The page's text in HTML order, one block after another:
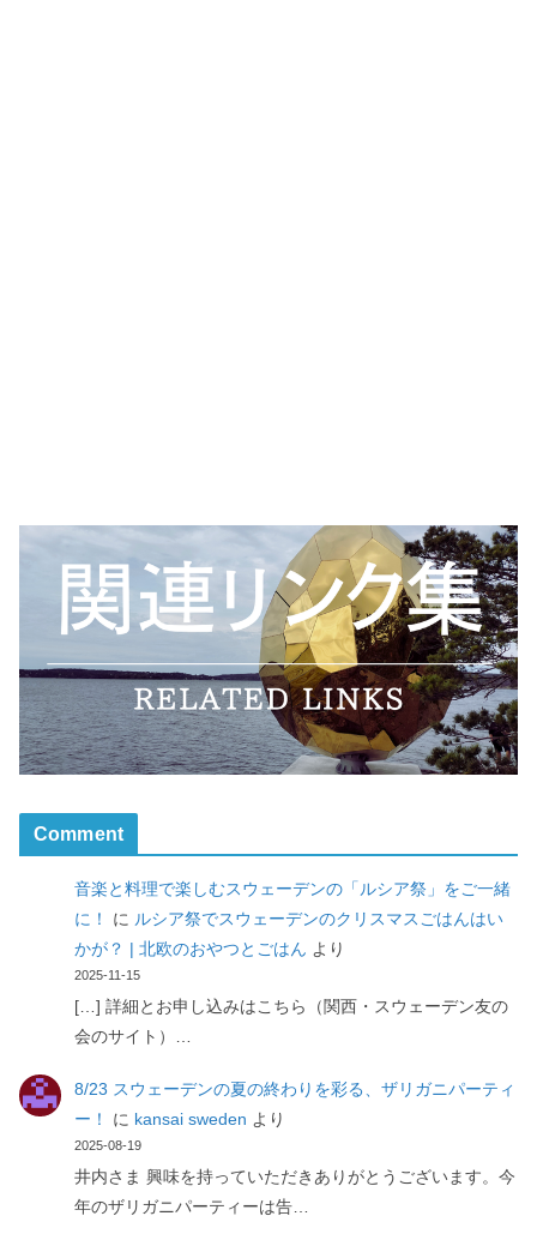
Comment
音楽と料理で楽しむスウェーデンの「ルシア祭」をご一緒
に！
に ルシア祭でスウェーデンのクリスマスごはんはい
かが？ | 北欧のおやつとごはん より
2025-11-15
[…] 詳細とお申し込みはこちら（関西・スウェーデン友の
会のサイト）…
8/23 スウェーデンの夏の終わりを彩る、ザリガニパーティ
ー！
に kansai sweden より
2025-08-19
井内さま 興味を持っていただきありがとうございます。今
年のザリガニパーティーは告…